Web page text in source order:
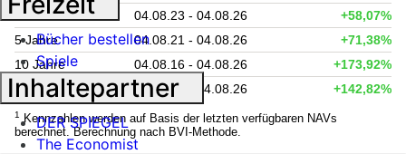
3 Jahre
04.08.23 - 04.08.26
+58,07%
5 Jahre
04.08.21 - 04.08.26
+71,38%
10 Jahre
04.08.16 - 04.08.26
+173,92%
seit Auflage
15.12.00 - 04.08.26 +142,82%
1
Kennzahlen werden auf Basis der letzten verfügbaren NAVs
berechnet. Berechnung nach BVI-Methode.
Bücher bestellen
Spiele
Inhaltepartner
DER SPIEGEL
The Economist